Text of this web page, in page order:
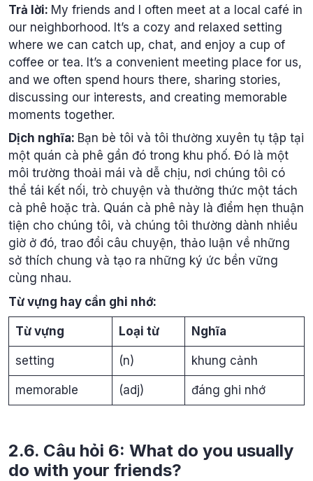
Trả lời: My friends and I often meet at a local café in
our neighborhood. It’s a cozy and relaxed setting
where we can catch up, chat, and enjoy a cup of
coffee or tea. It’s a convenient meeting place for us,
and we often spend hours there, sharing stories,
discussing our interests, and creating memorable
moments together.
Dịch nghĩa: Bạn bè tôi và tôi thường xuyên tụ tập tại
một quán cà phê gần đó trong khu phố. Đó là một
môi trường thoải mái và dễ chịu, nơi chúng tôi có
thể tái kết nối, trò chuyện và thưởng thức một tách
cà phê hoặc trà. Quán cà phê này là điểm hẹn thuận
tiện cho chúng tôi, và chúng tôi thường dành nhiều
giờ ở đó, trao đổi câu chuyện, thảo luận về những
sở thích chung và tạo ra những ký ức bền vững
cùng nhau.
Từ vựng hay cần ghi nhớ:
Từ vựng Loại từ Nghĩa
setting (n) khung cảnh
memorable (adj) đáng ghi nhớ
2.6. Câu hỏi 6: What do you usually
do with your friends?